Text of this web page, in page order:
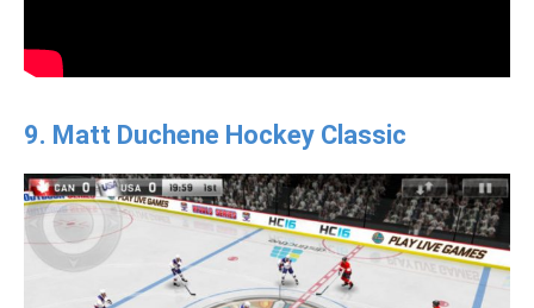
9. Matt Duchene Hockey Classic